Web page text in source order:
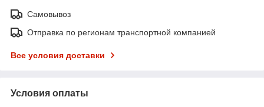
Самовывоз
Отправка по регионам транспортной компанией
Все условия доставки
Условия оплаты